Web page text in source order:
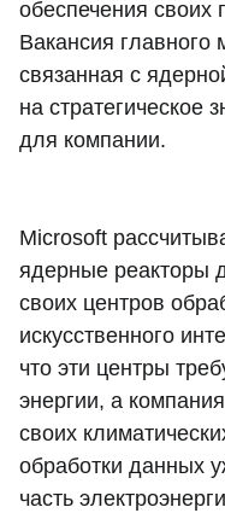
обеспечения своих
Вакансия
связанная с
на стратегическое
для компании.
Microsoft
ядерные реакторы
своих центров
искусственного
что эти центры
энергии, а
своих
обработки данных
часть